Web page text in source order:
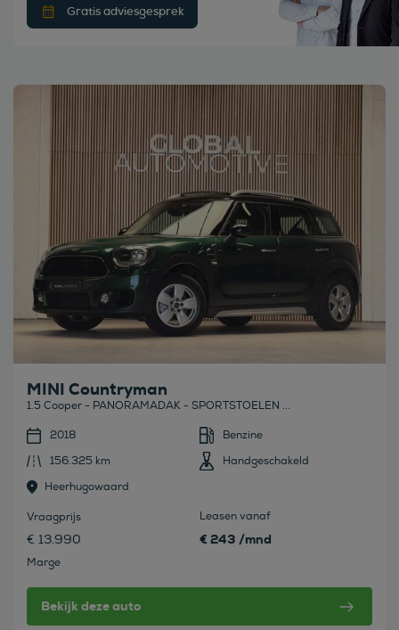
Gratis adviesgesprek
MINI Countryman
1.5 Cooper - PANORAMADAK - SPORTSTOELEN ...
2018
Benzine
156.325 km
Handgeschakeld
Heerhugowaard
Vraagprijs
€ 13.990
Marge
Leasen vanaf
€ 243 /mnd
Bekijk deze auto